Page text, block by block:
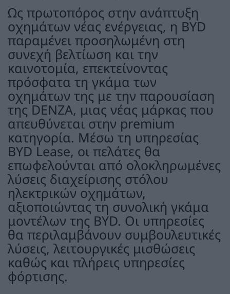
Ως πρωτοπόρος στην ανάπτυξη
οχημάτων νέας ενέργειας, η BYD
παραμένει προσηλωμένη στη
συνεχή βελτίωση και την
καινοτομία, επεκτείνοντας
πρόσφατα τη γκάμα των
οχημάτων της με την παρουσίαση
της DENZA, μιας νέας μάρκας που
απευθύνεται στην premium
κατηγορία. Μέσω τη υπηρεσίας
BYD Lease, οι πελάτες θα
επωφελούνται από ολοκληρωμένες
λύσεις διαχείρισης στόλου
ηλεκτρικών οχημάτων,
αξιοποιώντας τη συνολική γκάμα
μοντέλων της BYD. Οι υπηρεσίες
θα περιλαμβάνουν συμβουλευτικές
λύσεις, λειτουργικές μισθώσεις
καθώς και πλήρεις υπηρεσίες
φόρτισης.